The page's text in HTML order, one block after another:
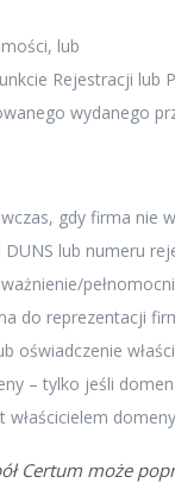
lub
Rejestracji lub
wydanego
gdy firma nie
lub numeru
do reprezentacji
oświadczenie
– tylko jeśli
Certum może